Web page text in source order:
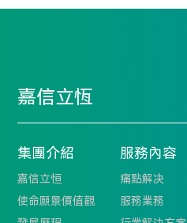
嘉信立恆
集團介紹
嘉信立恒
使命願景價值觀
服務內容
痛點解决
服務業務